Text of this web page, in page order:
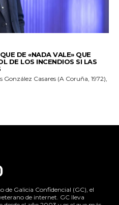
DE «NADA VALE» QUE
DE LOS INCENDIOS SI LAS
Casares (A Coruña, 1972),
de Galicia Confidencial (GC), el
de internet. GC lleva